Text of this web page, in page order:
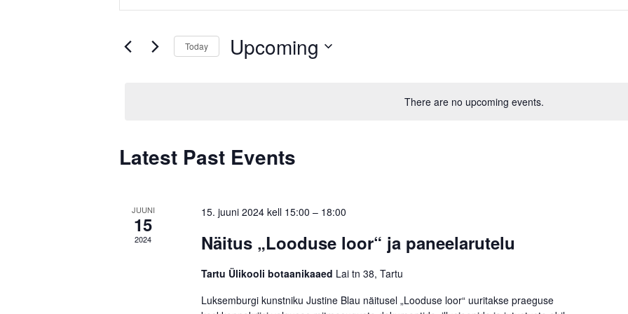
There are no upcoming events.
Views
Events
Today Upcoming
Latest Past Events
JUUNI
15
2024
15. juuni 2024 kell 15:00 – 18:00
Näitus „Looduse loor“ ja paneelarutelu
Tartu Ülikooli botaanikaaed Lai tn 38, Tartu
Luksemburgi kunstniku Justine Blau näitusel „Looduse loor“ uuritakse praeguse